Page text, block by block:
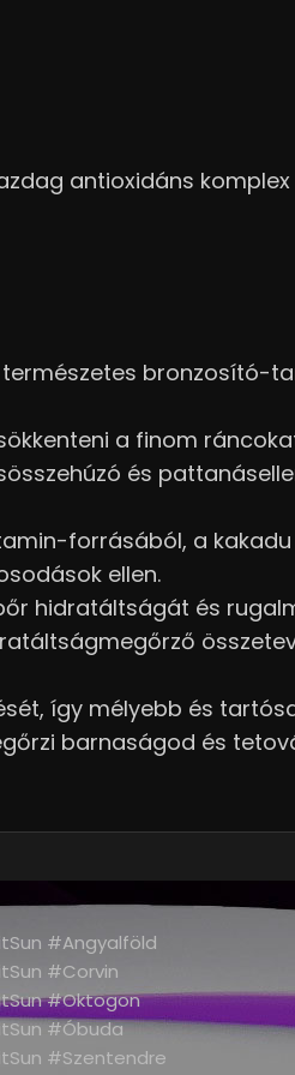
antioxidáns komplex
természetes bronzosító-
a finom
és
forrásából, a
ellen.
hidratáltságát és
így mélyebb és
barnaságod és
#Angyalföld
#Corvin
#Oktogon
#Óbuda
#Szentendre